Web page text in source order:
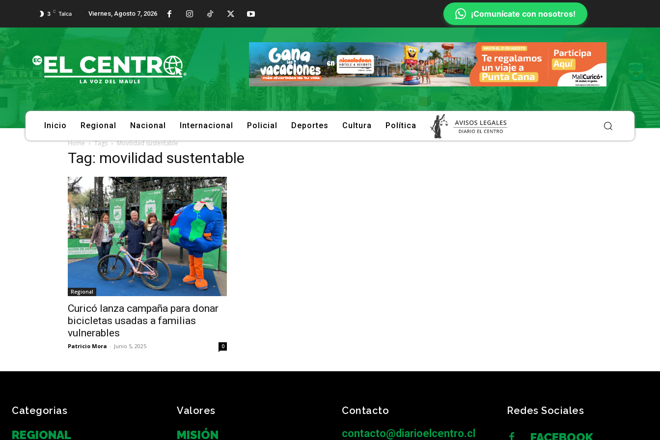
3 C Talca Viernes, Agosto 7, 2026 ¡Comunícate con nosotros!
Inicio Regional Nacional Internacional Policial Deportes Cultura Política
Home Tags Movilidad sustentable
Tag: movilidad sustentable
Regional
Curicó lanza campaña para donar
bicicletas usadas a familias
vulnerables
Patricio Mora - Junio 5, 2025 0
Categorias
REGIONAL
Valores
MISIÓN
Contacto
contacto@diarioelcentro.cl
Redes Sociales